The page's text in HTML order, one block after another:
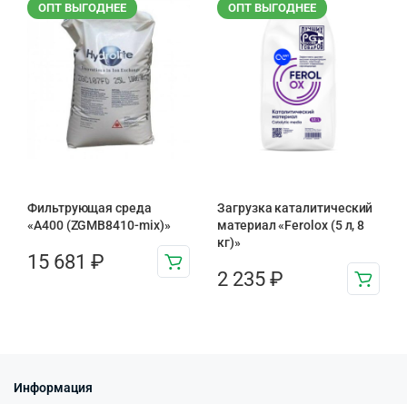
ОПТ ВЫГОДНЕЕ
Фильтрующая среда
«A400 (ZGMB8410-mix)»
15 681 ₽
ОПТ ВЫГОДНЕЕ
Загрузка каталитический
материал «Ferolox (5 л, 8
кг)»
2 235 ₽
Информация